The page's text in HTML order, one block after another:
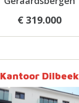
€ 319.000
Kantoor Dilbeek